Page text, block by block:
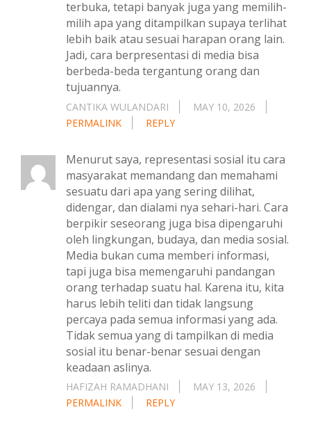
terbuka, tetapi banyak juga yang memilih-
milih apa yang ditampilkan supaya terlihat
lebih baik atau sesuai harapan orang lain.
Jadi, cara berpresentasi di media bisa
berbeda-beda tergantung orang dan
tujuannya.
CANTIKA WULANDARI
MAY 10, 2026
PERMALINK
REPLY
Menurut saya, representasi sosial itu cara
masyarakat memandang dan memahami
sesuatu dari apa yang sering dilihat,
didengar, dan dialami nya sehari-hari. Cara
berpikir seseorang juga bisa dipengaruhi
oleh lingkungan, budaya, dan media sosial.
Media bukan cuma memberi informasi,
tapi juga bisa memengaruhi pandangan
orang terhadap suatu hal. Karena itu, kita
harus lebih teliti dan tidak langsung
percaya pada semua informasi yang ada.
Tidak semua yang di tampilkan di media
sosial itu benar-benar sesuai dengan
keadaan aslinya.
HAFIZAH RAMADHANI
MAY 13, 2026
PERMALINK
REPLY